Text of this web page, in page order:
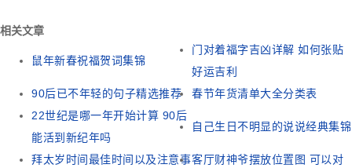
相关文章
鼠年新春祝福贺词集锦
门对着福字吉凶详解 如何张贴
好运吉利
90后已不年轻的句子精选推荐
春节年货清单大全分类表
22世纪是哪一年开始计算 90后
能活到新纪年吗
自己生日不明显的说说经典集锦
拜太岁时间最佳时间以及注意事客厅财神爷摆放位置图 可以对